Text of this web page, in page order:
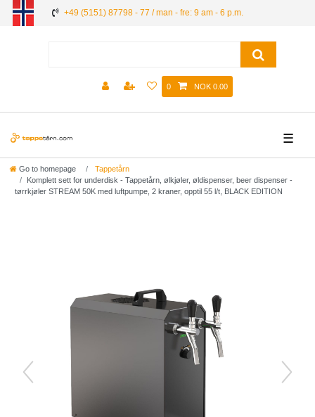
+49 (5151) 87798 - 77 / man - fre: 9 am - 6 p.m.
0 NOK 0.00
☰
Go to homepage
Tappetårn
Komplett sett for underdisk - Tappetårn, ølkjøler, øldispenser, beer dispenser -
tørrkjøler STREAM 50K med luftpumpe, 2 kraner, opptil 55 l/t, BLACK EDITION